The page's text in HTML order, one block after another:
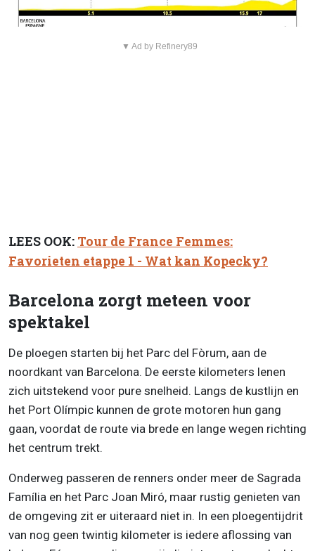
▼ Ad by Refinery89
LEES OOK: Tour de France Femmes:
Favorieten etappe 1 - Wat kan Kopecky?
Barcelona zorgt meteen voor
spektakel
De ploegen starten bij het Parc del Fòrum, aan de
noordkant van Barcelona. De eerste kilometers lenen
zich uitstekend voor pure snelheid. Langs de kustlijn en
het Port Olímpic kunnen de grote motoren hun gang
gaan, voordat de route via brede en lange wegen richting
het centrum trekt.
Onderweg passeren de renners onder meer de Sagrada
Família en het Parc Joan Miró, maar rustig genieten van
de omgeving zit er uiteraard niet in. In een ploegentijdrit
van nog geen twintig kilometer is iedere aflossing van